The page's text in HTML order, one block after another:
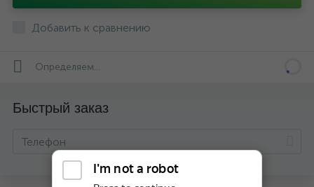
Добавить к сравнению
Определяем...
Быстрый заказ